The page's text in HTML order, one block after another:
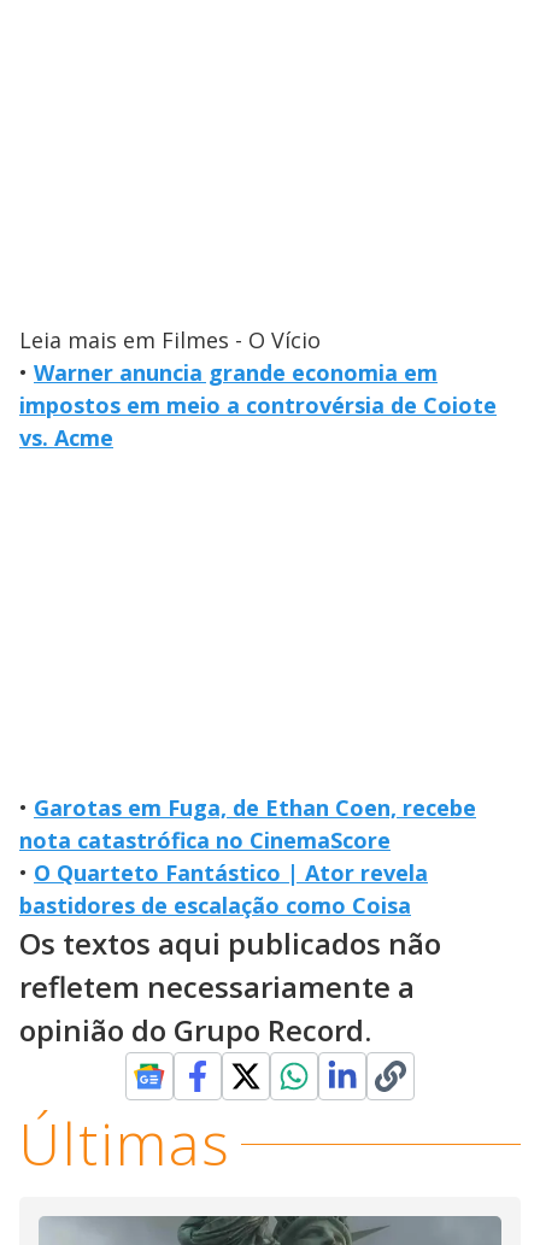
Leia mais em Filmes - O Vício
• Warner anuncia grande economia em
impostos em meio a controvérsia de Coiote
vs. Acme
• Garotas em Fuga, de Ethan Coen, recebe
nota catastrófica no CinemaScore
• O Quarteto Fantástico | Ator revela
bastidores de escalação como Coisa
Os textos aqui publicados não
refletem necessariamente a
opinião do Grupo Record.
Últimas